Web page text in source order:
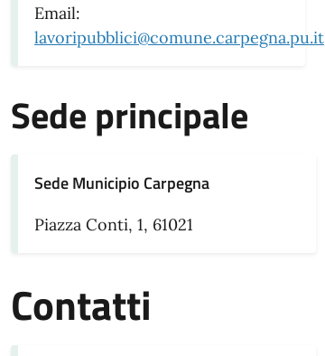
Email:
lavoripubblici@comune.carpegna.pu.it
Sede principale
Sede Municipio Carpegna
Piazza Conti, 1, 61021
Contatti